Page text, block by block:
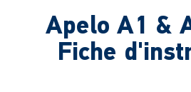
Apelo A1 &
Fiche